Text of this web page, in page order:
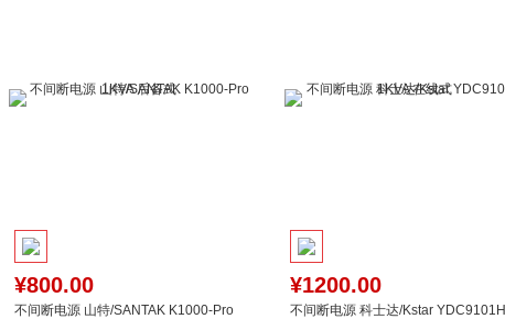
¥800.00
不间断电源 山特/SANTAK K1000-Pro
¥1200.00
不间断电源 科士达/Kstar YDC9101H